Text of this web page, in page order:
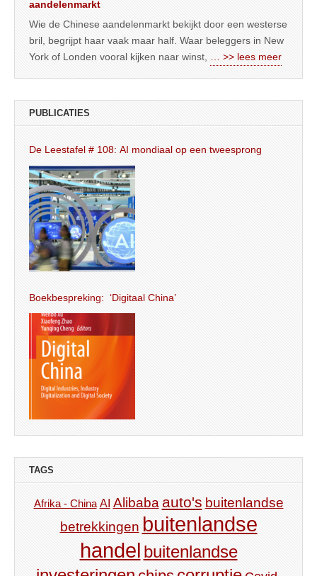
aandelenmarkt
Wie de Chinese aandelenmarkt bekijkt door een westerse
bril, begrijpt haar vaak maar half. Waar beleggers in New
York of Londen vooral kijken naar winst,
… >> lees meer
PUBLICATIES
De Leestafel # 108: AI mondiaal op een tweesprong
Boekbespreking: ‘Digitaal China’
TAGS
Afrika - China AI Alibaba auto's buitenlandse
betrekkingen buitenlandse
handel buitenlandse